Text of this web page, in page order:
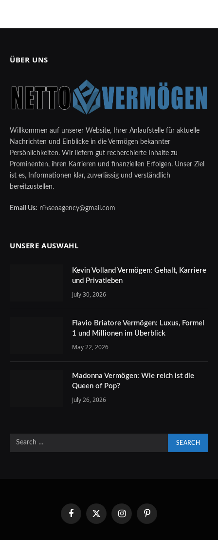
ÜBER UNS
Willkommen auf unserer Website, Ihrer Anlaufstelle für aktuelle
Nachrichten und Einblicke in die Vermögen bekannter
Persönlichkeiten. Wir liefern gut recherchierte Inhalte zu
Prominenten, ihren Karrieren und finanziellen Erfolgen. Unser Ziel
ist es, Informationen klar, zuverlässig und verständlich
bereitzustellen.
Email Us: rfhseoagency@gmail.com
UNSERE AUSWAHL
Kevin Volland Vermögen: Gehalt, Karriere
und Privatleben
July 30, 2026
Flavio Briatore Vermögen: Luxus, Formel
1 und Millionen im Überblick
May 22, 2026
Madonna Vermögen: Wie reich ist die
Queen of Pop?
July 26, 2026
FacebookX
InstagramPinterest